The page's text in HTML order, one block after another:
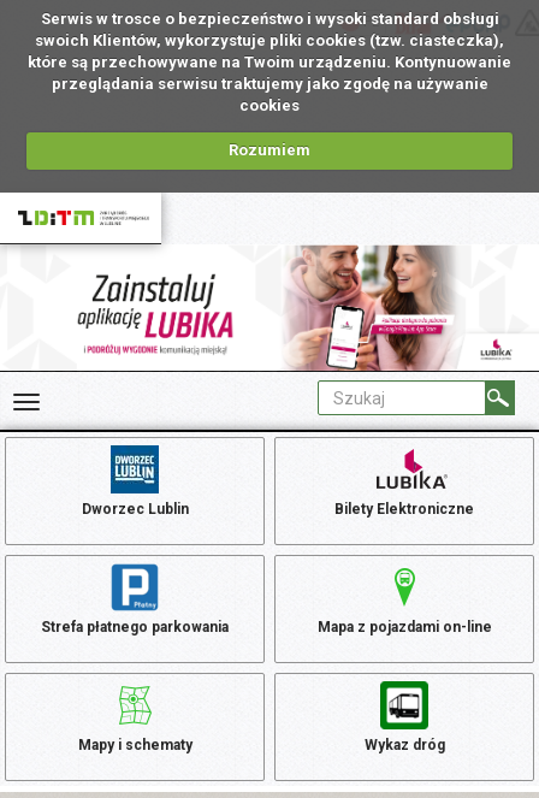
Serwis w trosce o bezpieczeństwo i wysoki standard obsługi
swoich Klientów, wykorzystuje pliki cookies (tzw. ciasteczka),
które są przechowywane na Twoim urządzeniu. Kontynuowanie
przeglądania serwisu traktujemy jako zgodę na używanie
cookies
Rozumiem
PL
Dworzec Lublin Bilety Elektroniczne
Strefa płatnego parkowania Mapa z pojazdami on-line
Mapy i schematy Wykaz dróg